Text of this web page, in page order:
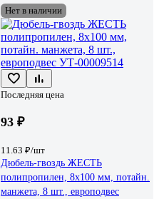
Нет в наличии
Последняя цена
93 ₽
11.63 ₽/шт
Дюбель-гвоздь ЖЕСТЬ
полипропилен, 8x100 мм, потайн.
манжета, 8 шт., европодвес